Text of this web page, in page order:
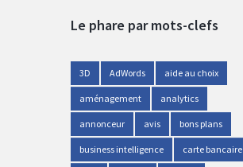
Le phare par mots-clefs
3D AdWords aide au choix
aménagement analytics
annonceur avis bons plans
business intelligence carte bancaire